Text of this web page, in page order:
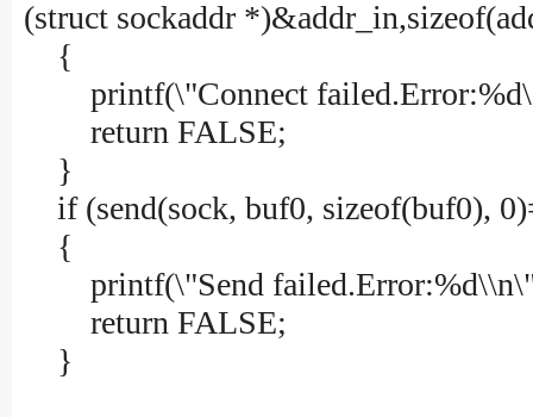
(struct sockaddr
{
printf(\"Connect
return FALSE;
}
if (send(sock, buf0, sizeof(buf0),
{
printf(\"Send
return FALSE;
}